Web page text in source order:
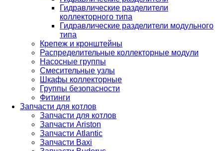
Гидравлические разделители
коллекторного типа
Гидравлические разделители модульного
типа
Крепеж и кронштейны
Распределительные коллекторные модули
Насосные группы
Смесительные узлы
Шкафы коллекторные
Группы безопасности
Фитинги
Запчасти для котлов
Запчасти для котлов
Запчасти Ariston
Запчасти Atlantic
Запчасти Baxi